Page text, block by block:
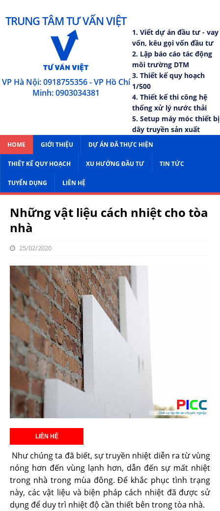
TRUNG TÂM TƯ VẤN VIỆT
VP Hà Nội: 0918755356 - VP Hồ Chí
Minh: 0903034381
1. Viết dự án đầu tư - vay
vốn, kêu gọi vốn đầu tư
2. Lập báo cáo tác động
môi trường DTM
3. Thiết kế quy hoạch
1/500
4. Thiết kế thi công hệ
thống xử lý nước thải
5. Setup máy móc thiết bị
dây truyền sản xuất
HOME GIỚI THIỆU DỰ ÁN ĐÃ THỰC HIỆN
THIẾT KẾ QUY HOẠCH XU HƯỚNG ĐẦU TƯ TIN TỨC
TUYỂN DỤNG LIÊN HỆ
Những vật liệu cách nhiệt cho tòa
nhà
25/02/2020
Như chúng ta đã biết, sự truyền nhiệt diễn ra từ vùng
nóng hơn đến vùng lạnh hơn, dẫn đến sự mất nhiệt
trong nhà trong mùa đông. Để khắc phục tình trạng
này, các vật liệu và biện pháp cách nhiệt đã được sử
dụng để duy trì nhiệt độ cần thiết bên trong tòa nhà.